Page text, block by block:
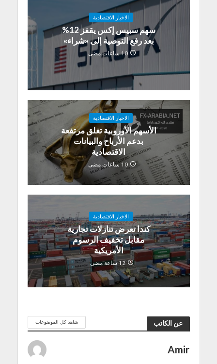
الاخبار الاقتصادية
سهم سبيس إكس يقفز 12%
بعد رفع التوصية إلى «شراء»
10 ساعات مضى
الاخبار الاقتصادية
الأسهم الأوروبية تغلق مرتفعة
بدعم الأرباح والبيانات
الاقتصادية
10 ساعات مضى
الاخبار الاقتصادية
كندا تعرض تنازلات تجارية
مقابل تخفيف الرسوم
الأمريكية
12 ساعة مضى
عن الكاتب شاهد كل الموضوعات
Amir